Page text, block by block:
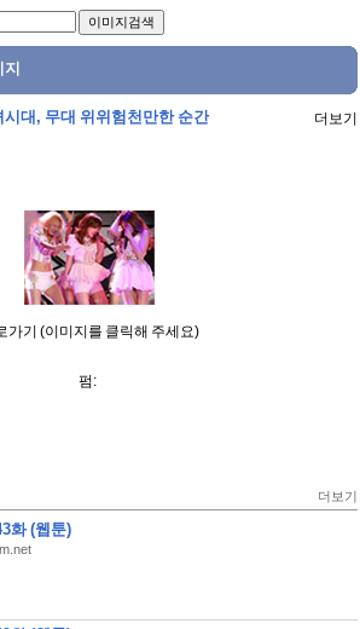
시대, 무대 위위험천만한 순간 더보기
가기 (이미지를 클릭해 주세요)
펌:
더보기
화 (웹툰)